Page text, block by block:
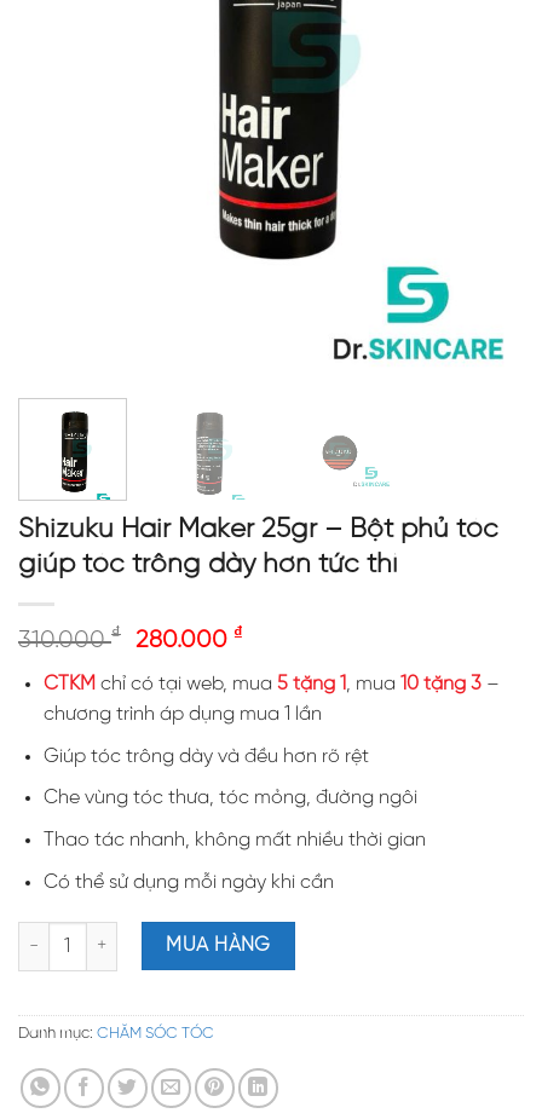
Shizuku Hair Maker 25gr – Bột phủ tóc
giúp tóc trông dày hơn tức thì
310.000₫ 280.000 ₫
CTKM chỉ có tại web, mua 5 tặng 1, mua 10 tặng 3 –
chương trình áp dụng mua 1 lần
Giúp tóc trông dày và đều hơn rõ rệt
Che vùng tóc thưa, tóc mỏng, đường ngôi
Thao tác nhanh, không mất nhiều thời gian
Có thể sử dụng mỗi ngày khi cần
Shizuku Hair Maker 25gr – Bột phủ tóc giúp tóc trông dày hơn
MUA HÀNG
Danh mục: CHĂM SÓC TÓC